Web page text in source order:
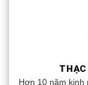
Hơn 10 năm kinh